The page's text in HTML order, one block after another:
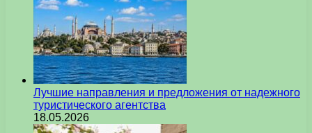
Лучшие направления и предложения от надежного
туристического агентства
18.05.2026